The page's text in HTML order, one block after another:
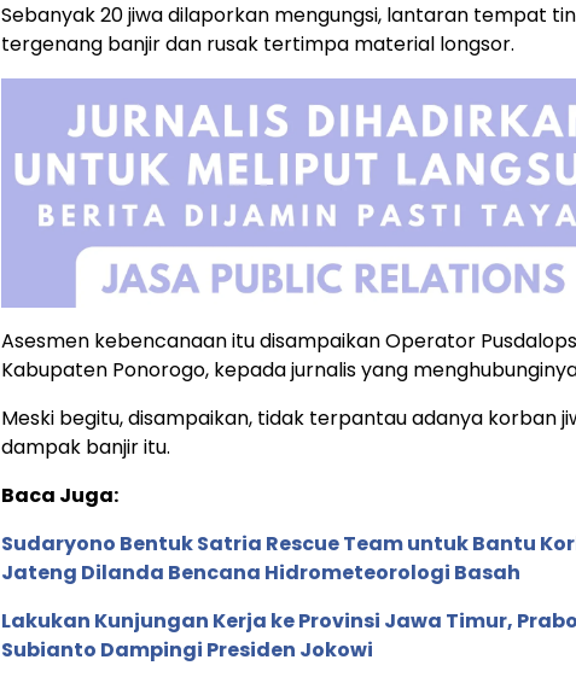
Sebanyak 20 jiwa dilaporkan mengungsi, lantaran tempat
tergenang banjir dan rusak tertimpa material longsor.
Asesmen kebencanaan itu disampaikan Operator Pusdalops
Kabupaten Ponorogo, kepada jurnalis yang
Meski begitu, disampaikan, tidak terpantau adanya korban
dampak banjir itu.
Baca Juga:
Sudaryono Bentuk Satria Rescue Team untuk Bantu
Jateng Dilanda Bencana Hidrometeorologi Basah
Lakukan Kunjungan Kerja ke Provinsi Jawa Timur,
Subianto Dampingi Presiden Jokowi